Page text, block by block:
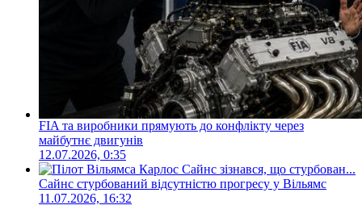
FIA та виробники прямують до конфлікту через
майбутнє двигунів
12.07.2026, 0:35
Сайнс стурбований відсутністю прогресу у Вільямс
11.07.2026, 16:32